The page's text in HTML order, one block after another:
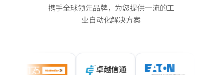
携手全球领先品牌，为您提供一流的工
业自动化解决方案